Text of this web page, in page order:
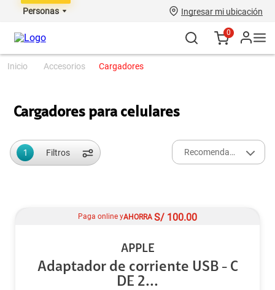
Personas Ingresar mi ubicación
0
accesorios cargadores
Cargadores para celulares
1 Filtros Recomendados
Paga online yAHORRA S/ 100.00
APPLE
Adaptador de corriente USB - C
DE 2...